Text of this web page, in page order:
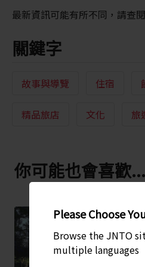
Please Choose
Browse the JNTO
multiple languages
最新資訊可能有所不同，請查
關鍵字
故事與導覽 住宿
精品旅店 文化 旅
你可能也會喜歡